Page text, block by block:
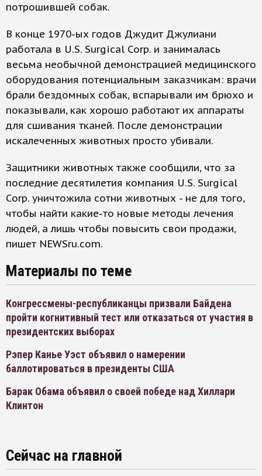
потрошившей собак.
В конце 1970-ых годов Джудит Джулиани
работала в U.S. Surgical Corp. и занималась
весьма необычной демонстрацией медицинского
оборудования потенциальным заказчикам: врачи
брали бездомных собак, вспарывали им брюхо и
показывали, как хорошо работают их аппараты
для сшивания тканей. После демонстрации
искалеченных животных просто убивали.
Защитники животных также сообщили, что за
последние десятилетия компания U.S. Surgical
Corp. уничтожила сотни животных - не для того,
чтобы найти какие-то новые методы лечения
людей, а лишь чтобы повысить свои продажи,
пишет NEWSru.com.
Материалы по теме
Конгрессмены-республиканцы призвали Байдена
пройти когнитивный тест или отказаться от участия в
президентских выборах
Рэпер Канье Уэст объявил о намерении
баллотироваться в президенты США
Барак Обама объявил о своей победе над Хиллари
Клинтон
Сейчас на главной